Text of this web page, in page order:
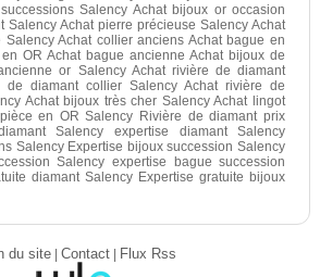
Salency Achat bijoux or occasion
Salency Achat pierre précieuse Salency Achat
Achat collier anciens Achat bague en
OR Achat bague ancienne Achat bijoux de
or Salency Achat rivière de diamant
de diamant collier Salency Achat rivière de
Achat bijoux très cher Salency Achat lingot
en OR Salency Rivière de diamant prix
Salency expertise diamant Salency
Salency Expertise bijoux succession Salency
Salency expertise bague succession
diamant Salency Expertise gratuite bijoux
du site| Contact| Flux Rss